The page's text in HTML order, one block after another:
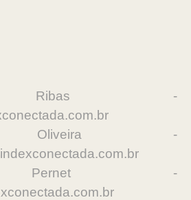
Ribas -
Oliveira -
Pernet -